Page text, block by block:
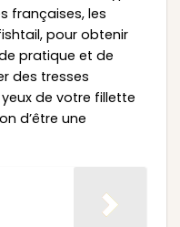
françaises, les
pour obtenir
pratique et de
des tresses
de votre fillette
d’être une